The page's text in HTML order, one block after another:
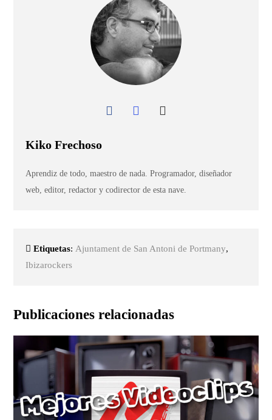
Kiko Frechoso
Aprendiz de todo, maestro de nada. Programador, diseñador
web, editor, redactor y codirector de esta nave.
Etiquetas: Ajuntament de San Antoni de Portmany,
Ibizarockers
Publicaciones relacionadas